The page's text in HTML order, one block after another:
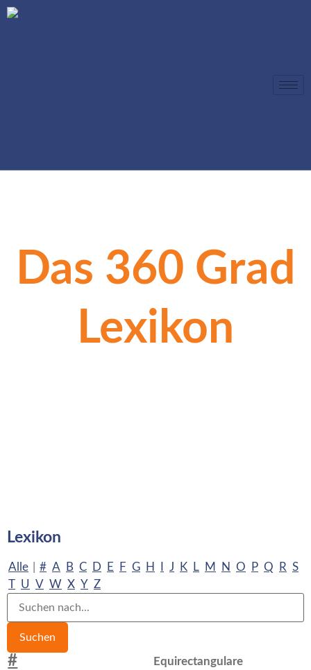
Das 360 Grad
Lexikon
Lexikon
Alle # A B C D E F G H J K L M N O P Q R S
T U V W X Y Z
#
Equirectangulare